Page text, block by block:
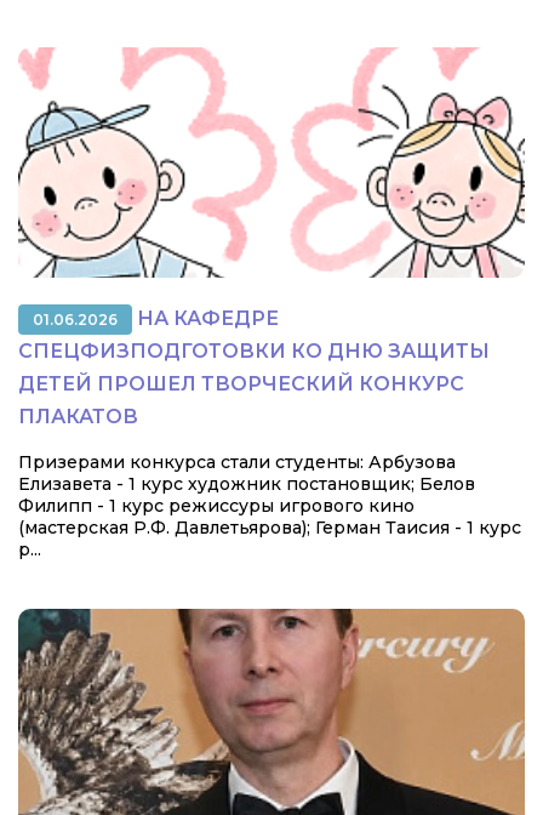
01.06.2026
НА КАФЕДРЕ
СПЕЦФИЗПОДГОТОВКИ КО ДНЮ ЗАЩИТЫ
ДЕТЕЙ ПРОШЕЛ ТВОРЧЕСКИЙ КОНКУРС
ПЛАКАТОВ
Призерами конкурса стали студенты: Арбузова
Елизавета - 1 курс художник постановщик; Белов
Филипп - 1 курс режиссуры игрового кино
(мастерская Р.Ф. Давлетьярова); Герман Таисия - 1 курс
р...